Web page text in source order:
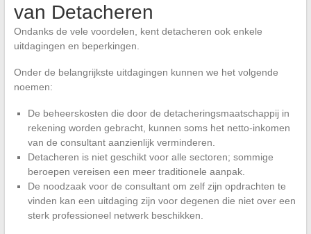
van Detacheren
Ondanks de vele voordelen, kent detacheren ook enkele
uitdagingen en beperkingen.
Onder de belangrijkste uitdagingen kunnen we het volgende
noemen:
De beheerskosten die door de detacheringsmaatschappij in
rekening worden gebracht, kunnen soms het netto-inkomen
van de consultant aanzienlijk verminderen.
Detacheren is niet geschikt voor alle sectoren; sommige
beroepen vereisen een meer traditionele aanpak.
De noodzaak voor de consultant om zelf zijn opdrachten te
vinden kan een uitdaging zijn voor degenen die niet over een
sterk professioneel netwerk beschikken.